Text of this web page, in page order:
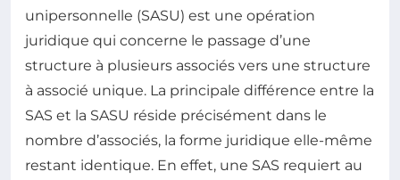
unipersonnelle (SASU) est une opération
juridique qui concerne le passage d’une
structure à plusieurs associés vers une structure
à associé unique. La principale différence entre la
SAS et la SASU réside précisément dans le
nombre d’associés, la forme juridique elle-même
restant identique. En effet, une SAS requiert au